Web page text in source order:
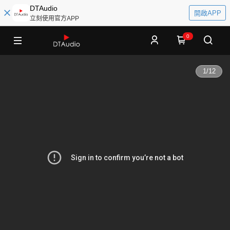
DTAudio
立刻使用官方APP
開啟APP
0
1/12